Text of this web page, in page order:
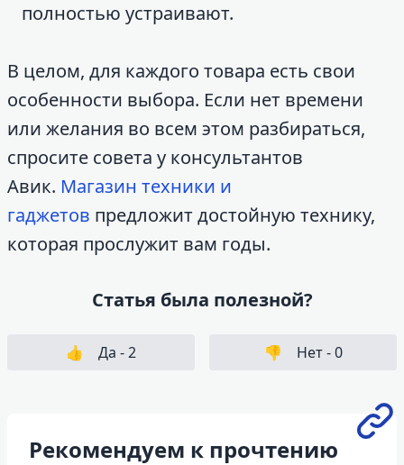
полностью устраивают.
В целом, для каждого товара есть свои
особенности выбора. Если нет времени
или желания во всем этом разбираться,
спросите совета у консультантов
Авик. Магазин техники и
гаджетов предложит достойную технику,
которая прослужит вам годы.
Статья была полезной?
👍 Да -2 👎 Нет -0
Рекомендуем к прочтению